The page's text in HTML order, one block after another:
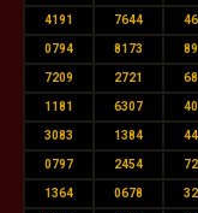
4191 7644
0794 8173
7209 2721
1181 6307
3083 1384
0797 2454
1364 0678